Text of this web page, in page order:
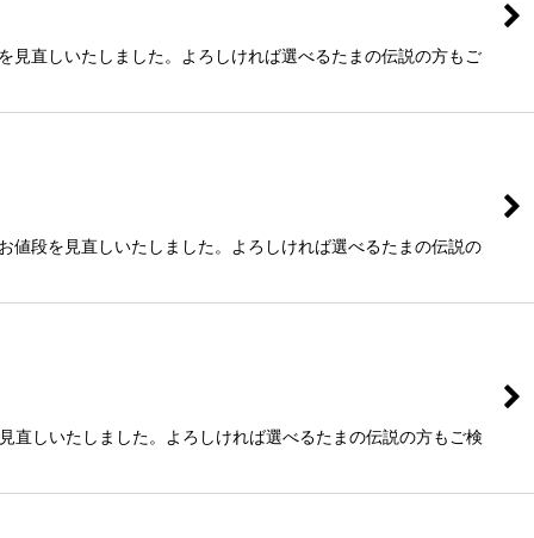
しいたしました。よろしければ選べるたまの伝説の方もご
を見直しいたしました。よろしければ選べるたまの伝説の
いたしました。よろしければ選べるたまの伝説の方もご検